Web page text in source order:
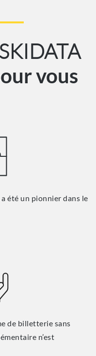
vous
été un pionnier dans le
de billetterie sans
n’est